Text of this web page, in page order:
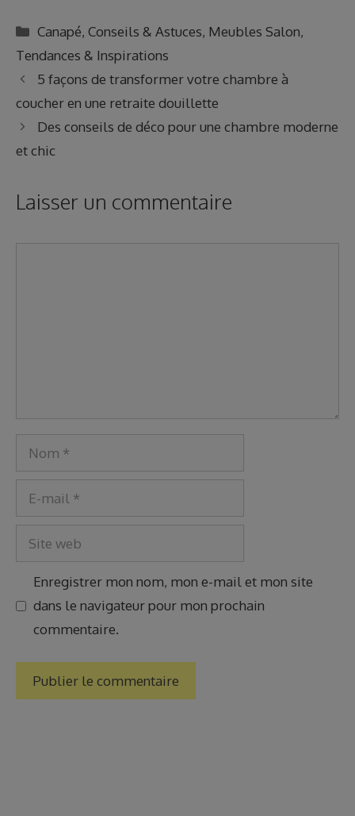
Catégories
Canapé,Conseils & Astuces, Meubles Salon,
Tendances & Inspirations
5 façons de transformer votre chambre à
coucher en une retraite douillette
Des conseils de déco pour une chambre moderne
et chic
Laisser un commentaire
Nom
mail
Site
web
Enregistrer mon nom, mon e-mail et mon site
dans le navigateur pour mon prochain
commentaire.